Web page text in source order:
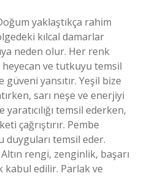
yaklaştıkça rahim
kılcal damarlar
neden olur. Her renk
heyecan ve tutkuyu temsil
yansıtır. Yeşil bize
sarı neşe ve enerjiyi
temsil ederken,
çağrıştırır. Pembe
duyguları temsil eder.
rengi, zenginlik, başarı
kabul edilir. Parlak ve